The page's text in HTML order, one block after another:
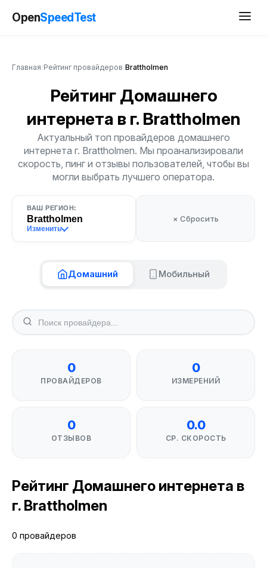
OpenSpeedTest
Главная Рейтинг провайдеров Brattholmen
Рейтинг Домашнего
интернета в г. Brattholmen
Актуальный топ провайдеров домашнего
интернета г. Brattholmen. Мы проанализировали
скорость, пинг и отзывы пользователей, чтобы вы
могли выбрать лучшего оператора.
ВАШ РЕГИОН:
Brattholmen
Изменить
× Сбросить
Домашний Мобильный
0
ПРОВАЙДЕРОВ
0
ИЗМЕРЕНИЙ
0
ОТЗЫВОВ
0.0
СР. СКОРОСТЬ
Рейтинг Домашнего интернета в
г. Brattholmen
0 провайдеров